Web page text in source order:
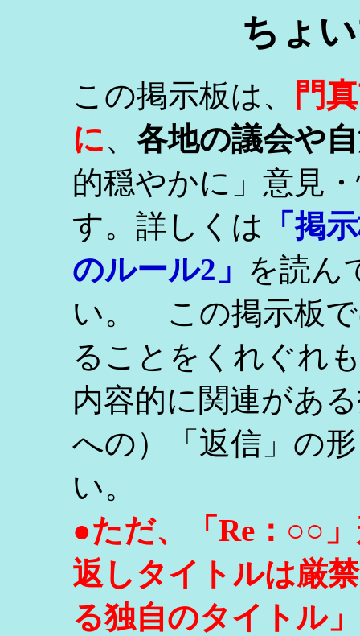
ちょ
この掲示板は、
門
に、 各地の議会や
的穏やかに」意見
す。詳しくは
「掲
のルール2」 を読ん
い。 この掲示板で
ることをくれぐれ
内容的に関連があ
への）「返信」の
い。
●ただ、「Re：○○
返しタイトルは厳
る独自のタイトル